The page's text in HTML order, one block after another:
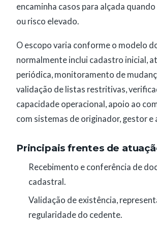
encaminha casos para alçada quando
ou risco elevado.
O escopo varia conforme o modelo
normalmente inclui cadastro inicial,
periódica, monitoramento de
validação de listas restritivas,
capacidade operacional, apoio ao
com sistemas de originador, gestor
Principais frentes de
Recebimento e conferência de
cadastral.
Validação de existência,
regularidade do cedente.